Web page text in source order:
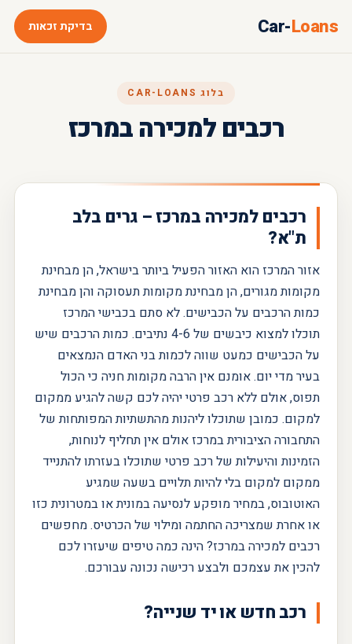
Car-Loans בדיקת זכאות
בלוג CAR-LOANS
רכבים למכירה במרכז
רכבים למכירה במרכז – גרים בלב
ת"א?
אזור המרכז הוא האזור הפעיל ביותר בישראל, הן מבחינת
מקומות מגורים, הן מבחינת מקומות תעסוקה והן מבחינת
כמות הרכבים על הכבישים. לא סתם בכבישי המרכז
תוכלו למצוא כיבשים של 4-6 נתיבים. כמות הרכבים שיש
על הכבישים כמעט שווה לכמות בני האדם הנמצאים
בעיר מדי יום. אומנם אין הרבה מקומות חניה כי הכול
תפוס, אולם ללא רכב פרטי יהיה לכם קשה להגיע ממקום
למקום. כמובן שתוכלו ליהנות מהתשתיות המפותחות של
התחבורה הציבורית במרכז אולם אין תחליף לנוחות,
הזמינות והיעילות של רכב פרטי שתוכלו בעזרתו להתנייד
ממקום למקום בלי להיות תלויים בשעה שמגיע
האוטובוס, במחיר מופקע לנסיעה במונית או במטרונית כזו
או אחרת שמצריכה החתמה ומילוי של הכרטיס. מחפשים
רכבים למכירה במרכז? הינה כמה טיפים שיעזרו לכם
להכין את עצמכם ולבצע רכישה נכונה עבורכם.
רכב חדש או יד שנייה?